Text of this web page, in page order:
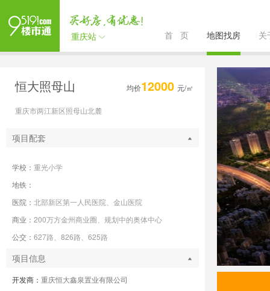
重庆站 首 页 地图找房 关
恒大照母山 均价12000 元/㎡
重庆市两江新区照母山北麓
项目配套
学校： 重光小学
地铁：
医院： 北部新区第一人民医院、金山医院
商业： 200万方金州商业圈、规划中的奥体中心
公交： 627路、826路、625路
项目信息
开发商： 重庆恒大鑫泉置业有限公司